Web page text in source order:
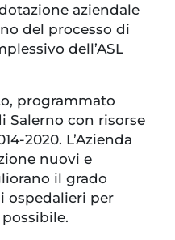
aziendale
del processo di
dell’ASL
programmato
Salerno con risorse
2020. L’Azienda
nuovi e
il grado
ospedalieri per